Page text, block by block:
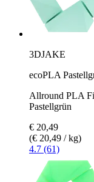
3DJAKE
ecoPLA
Allround PLA
Pastellgrün
€ 20,49
(€ 20,49 / kg)
4.7 (61)